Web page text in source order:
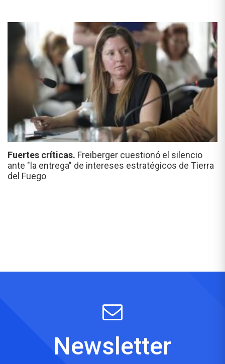
Fuertes críticas. Freiberger cuestionó el silencio
ante "la entrega" de intereses estratégicos de Tierra
del Fuego
Newsletter